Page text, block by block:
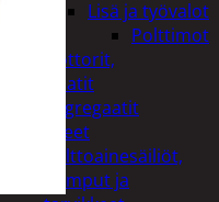
Lisä ja työvalot
Polttimot
Irtomoottorit,
aggregaatit
Aggregaatit
Lisälaitteet
Polttoainesäiliöt,
pumput ja